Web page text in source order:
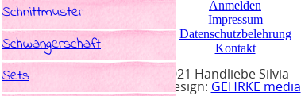
Schnittmuster
Schwangerschaft
Sets
Anmelden
Impressum
Datenschutzbelehrung
Kontakt
© 2021 Handliebe Silvia
Webdesign: GEHRKE media